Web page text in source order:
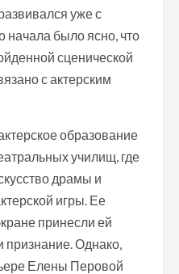
уже с
начала было ясно, что
сценической
с актерским
образование
училищ, где
драмы и
игры. Ее
принесли ей
признание. Однако,
Елены Перовой